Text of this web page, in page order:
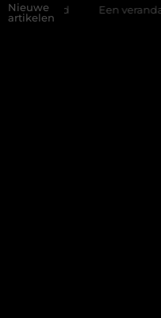
Nieuwe
artikelen
Een veranda die